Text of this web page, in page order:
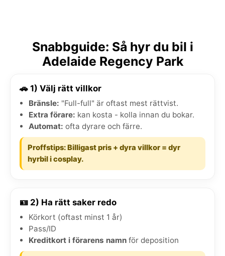
Snabbguide: Så hyr du bil i
Adelaide Regency Park
🚗 1) Välj rätt villkor
Bränsle: "Full-full" är oftast mest rättvist.
Extra förare: kan kosta - kolla innan du bokar.
Automat: ofta dyrare och färre.
Proffstips: Billigast pris + dyra villkor = dyr
hyrbil i cosplay.
🪪 2) Ha rätt saker redo
Körkort (oftast minst 1 år)
Pass/ID
Kreditkort i förarens namn för deposition